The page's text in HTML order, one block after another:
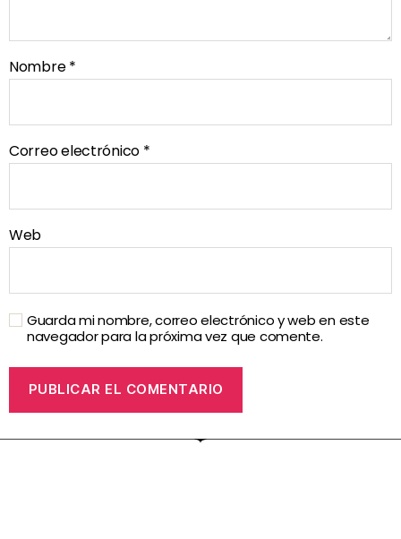
Nombre*
Correo electrónico *
Web
Guarda mi nombre, correo electrónico y web en este
navegador para la próxima vez que comente.